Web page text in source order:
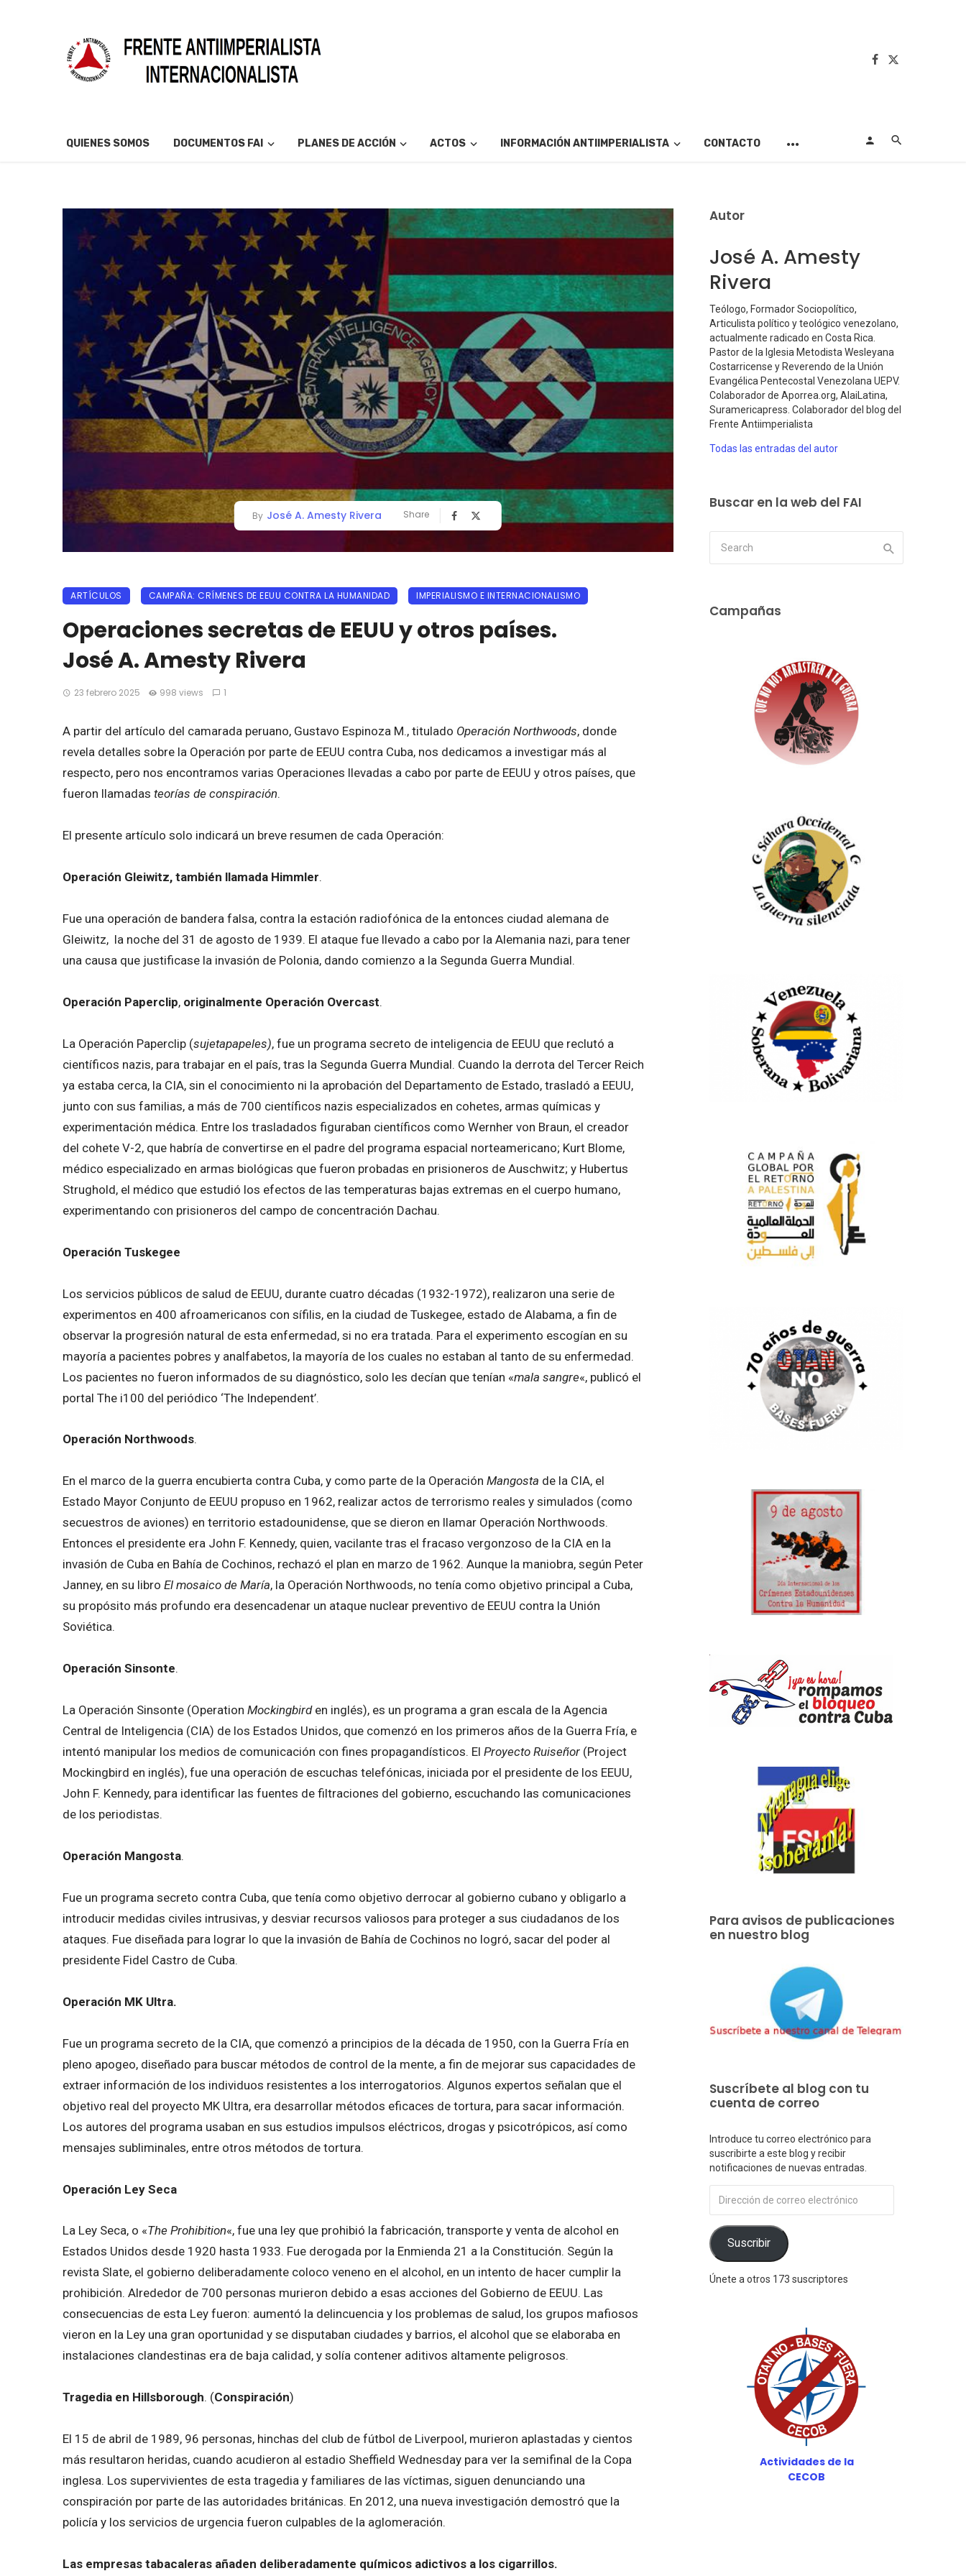
QUIENES SOMOS DOCUMENTOS FAI PLANES DE ACCIÓN ACTOS INFORMACIÓN ANTIIMPERIALISTA CONTACTO
By José A. Amesty Rivera Share
ARTÍCULOS CAMPAÑA: CRÍMENES DE EEUU CONTRA LA HUMANIDAD IMPERIALISMO E INTERNACIONALISMO
Operaciones secretas de EEUU y otros países.
José A. Amesty Rivera
23 febrero 2025 998 views 1
A partir del artículo del camarada peruano, Gustavo Espinoza M., titulado Operación Northwoods, donde
revela detalles sobre la Operación por parte de EEUU contra Cuba, nos dedicamos a investigar más al
respecto, pero nos encontramos varias Operaciones llevadas a cabo por parte de EEUU y otros países, que
fueron llamadas teorías de conspiración.
El presente artículo solo indicará un breve resumen de cada Operación:
Operación Gleiwitz, también llamada Himmler.
Fue una operación de bandera falsa, contra la estación radiofónica de la entonces ciudad alemana de
Gleiwitz, ​ la noche del 31 de agosto de 1939. El ataque fue llevado a cabo por la Alemania nazi, para tener
una causa que justificase la invasión de Polonia, dando comienzo a la Segunda Guerra Mundial.
Operación Paperclip, originalmente Operación Overcast.
La Operación Paperclip (sujetapapeles), fue un programa secreto de inteligencia de EEUU que reclutó a
científicos nazis, para trabajar en el país, tras la Segunda Guerra Mundial. Cuando la derrota del Tercer Reich
ya estaba cerca, la CIA, sin el conocimiento ni la aprobación del Departamento de Estado, trasladó a EEUU,
junto con sus familias, a más de 700 científicos nazis especializados en cohetes, armas químicas y
experimentación médica. Entre los trasladados figuraban científicos como Wernher von Braun, el creador
del cohete V-2, que habría de convertirse en el padre del programa espacial norteamericano; Kurt Blome,
médico especializado en armas biológicas que fueron probadas en prisioneros de Auschwitz; y Hubertus
Strughold, el médico que estudió los efectos de las temperaturas bajas extremas en el cuerpo humano,
experimentando con prisioneros del campo de concentración Dachau.
Operación Tuskegee
Los servicios públicos de salud de EEUU, durante cuatro décadas (1932-1972), realizaron una serie de
experimentos en 400 afroamericanos con sífilis, en la ciudad de Tuskegee, estado de Alabama, a fin de
observar la progresión natural de esta enfermedad, si no era tratada. Para el experimento escogían en su
mayoría a pacientes pobres y analfabetos, la mayoría de los cuales no estaban al tanto de su enfermedad.
Los pacientes no fueron informados de su diagnóstico, solo les decían que tenían «mala sangre«, publicó el
portal The i100 del periódico ‘The Independent’.
Operación Northwoods.
En el marco de la guerra encubierta contra Cuba, y como parte de la Operación Mangosta de la CIA, el
Estado Mayor Conjunto de EEUU propuso en 1962, realizar actos de terrorismo reales y simulados (como
secuestros de aviones) en territorio estadounidense, que se dieron en llamar Operación Northwoods.
Entonces el presidente era John F. Kennedy, quien, vacilante tras el fracaso vergonzoso de la CIA en la
invasión de Cuba en Bahía de Cochinos, rechazó el plan en marzo de 1962. Aunque la maniobra, según Peter
Janney, en su libro El mosaico de María, la Operación Northwoods, no tenía como objetivo principal a Cuba,
su propósito más profundo era desencadenar un ataque nuclear preventivo de EEUU contra la Unión
Soviética.
Operación Sinsonte.
La Operación Sinsonte (Operation Mockingbirden inglés), es un programa a gran escala de la Agencia
Central de Inteligencia (CIA) de los Estados Unidos, que comenzó en los primeros años de la Guerra Fría, e
intentó manipular los medios de comunicación con fines propagandísticos. El Proyecto Ruiseñor (Project
Mockingbird en inglés), fue una operación de escuchas telefónicas, iniciada por el presidente de los EEUU,
John F. Kennedy, para identificar las fuentes de filtraciones del gobierno, escuchando las comunicaciones
de los periodistas.
Operación Mangosta.
Fue un programa secreto contra Cuba, que tenía como objetivo derrocar al gobierno cubano y obligarlo a
introducir medidas civiles intrusivas, y desviar recursos valiosos para proteger a sus ciudadanos de los
ataques. Fue diseñada para lograr lo que la invasión de Bahía de Cochinos no logró, sacar del poder al
presidente Fidel Castro de Cuba.
Operación MK Ultra.
Fue un programa secreto de la CIA, que comenzó a principios de la década de 1950, con la Guerra Fría en
pleno apogeo, diseñado para buscar métodos de control de la mente, a fin de mejorar sus capacidades de
extraer información de los individuos resistentes a los interrogatorios. Algunos expertos señalan que el
objetivo real del proyecto MK Ultra, era desarrollar métodos eficaces de tortura, para sacar información.
Los autores del programa usaban en sus estudios impulsos eléctricos, drogas y psicotrópicos, así como
mensajes subliminales, entre otros métodos de tortura.
Operación Ley Seca
La Ley Seca, o «The Prohibition«, fue una ley que prohibió la fabricación, transporte y venta de alcohol en
Estados Unidos desde 1920 hasta 1933. Fue derogada por la Enmienda 21 a la Constitución. Según la
revista Slate, el gobierno deliberadamente coloco veneno en el alcohol, en un intento de hacer cumplir la
prohibición. Alrededor de 700 personas murieron debido a esas acciones del Gobierno de EEUU. Las
consecuencias de esta Ley fueron: aumentó la delincuencia y los problemas de salud, los grupos mafiosos
vieron en la Ley una gran oportunidad y se disputaban ciudades y barrios, el alcohol que se elaboraba en
instalaciones clandestinas era de baja calidad, y solía contener aditivos altamente peligrosos.
Tragedia en Hillsborough. (Conspiración)
El 15 de abril de 1989, 96 personas, hinchas del club de fútbol de Liverpool, murieron aplastadas y cientos
más resultaron heridas, cuando acudieron al estadio Sheffield Wednesday para ver la semifinal de la Copa
inglesa. Los supervivientes de esta tragedia y familiares de las víctimas, siguen denunciando una
conspiración por parte de las autoridades británicas. En 2012, una nueva investigación demostró que la
policía y los servicios de urgencia fueron culpables de la aglomeración.
Las empresas tabacaleras añaden deliberadamente químicos adictivos a los cigarrillos.
Autor
José A. Amesty
Rivera
Teólogo, Formador Sociopolítico,
Articulista político y teológico venezolano,
actualmente radicado en Costa Rica.
Pastor de la Iglesia Metodista Wesleyana
Costarricense y Reverendo de la Unión
Evangélica Pentecostal Venezolana UEPV.
Colaborador de Aporrea.org, AlaiLatina,
Suramericapress. Colaborador del blog del
Frente Antiimperialista
Todas las entradas del autor
Buscar en la web del FAI
Campañas
Para avisos de publicaciones
en nuestro blog
Suscríbete al blog con tu
cuenta de correo
Introduce tu correo electrónico para
suscribirte a este blog y recibir
notificaciones de nuevas entradas.
de
correo
electrónico
Suscribir
Únete a otros 173 suscriptores
Actividades de la
CECOB